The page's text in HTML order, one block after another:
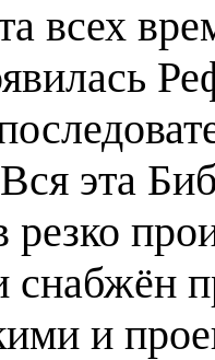
всех
эта
резко
снабжён
и